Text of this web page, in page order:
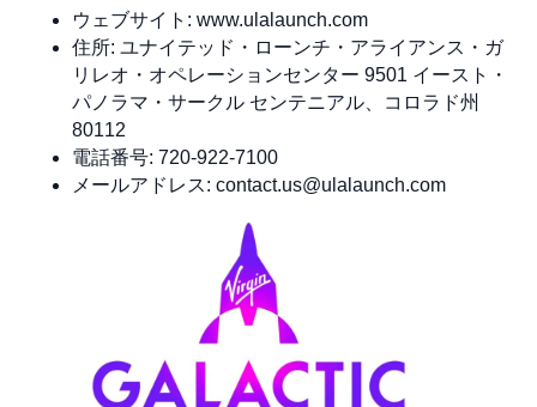
ウェブサイト: www.ulalaunch.com
住所: ユナイテッド・ローンチ・アライアンス・ガ
リレオ・オペレーションセンター 9501 イースト・
パノラマ・サークル センテニアル、コロラド州
80112
電話番号: 720-922-7100
メールアドレス: contact.us@ulalaunch.com